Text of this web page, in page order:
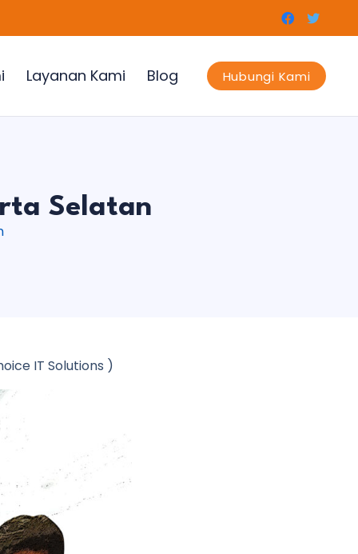
Layanan Kami Blog Hubungi Kami
Selatan
IT Solutions )